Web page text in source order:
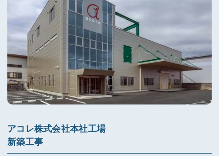
アコレ株式会社本社工場
新築工事